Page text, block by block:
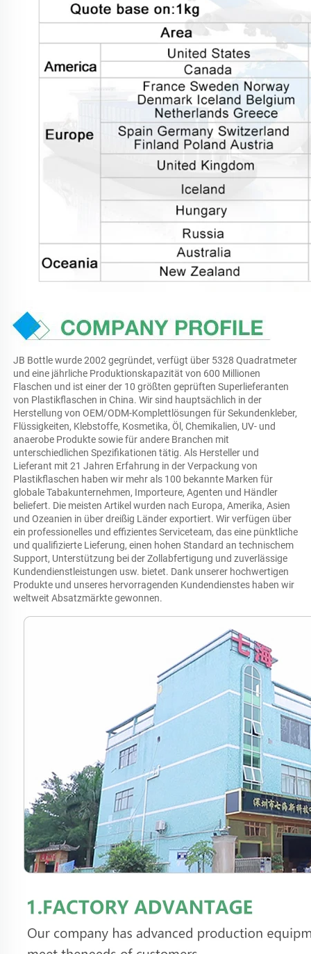
JB Bottle wurde 2002 gegründet, verfügt über 5328 Quadratmeter
und eine jährliche Produktionskapazität von 600 Millionen
Flaschen und ist einer der 10 größten geprüften Superlieferanten
von Plastikflaschen in China. Wir sind hauptsächlich in der
Herstellung von OEM/ODM-Komplettlösungen für Sekundenkleber,
Flüssigkeiten, Klebstoffe, Kosmetika, Öl, Chemikalien, UV- und
anaerobe Produkte sowie für andere Branchen mit
unterschiedlichen Spezifikationen tätig. Als Hersteller und
Lieferant mit 21 Jahren Erfahrung in der Verpackung von
Plastikflaschen haben wir mehr als 100 bekannte Marken für
globale Tabakunternehmen, Importeure, Agenten und Händler
beliefert. Die meisten Artikel wurden nach Europa, Amerika, Asien
und Ozeanien in über dreißig Länder exportiert. Wir verfügen über
ein professionelles und effizientes Serviceteam, das eine pünktliche
und qualifizierte Lieferung, einen hohen Standard an technischem
Support, Unterstützung bei der Zollabfertigung und zuverlässige
Kundendienstleistungen usw. bietet. Dank unserer hochwertigen
Produkte und unseres hervorragenden Kundendienstes haben wir
weltweit Absatzmärkte gewonnen.